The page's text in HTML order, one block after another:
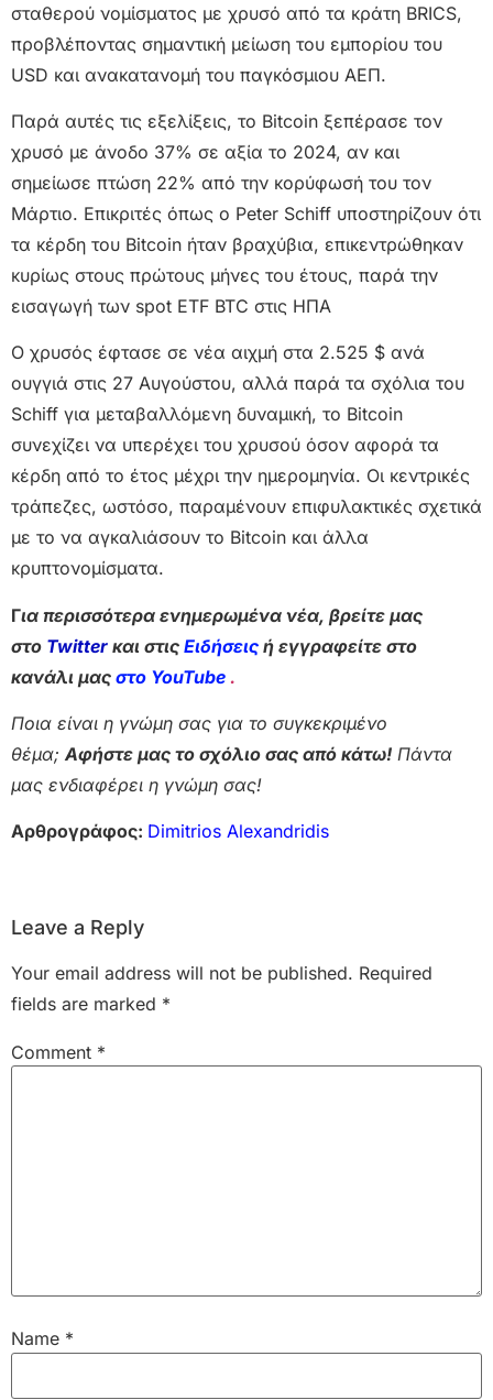
σταθερού νομίσματος με χρυσό από τα κράτη BRICS,
προβλέποντας σημαντική μείωση του εμπορίου του
USD και ανακατανομή του παγκόσμιου ΑΕΠ.
Παρά αυτές τις εξελίξεις, το Bitcoin ξεπέρασε τον
χρυσό με άνοδο 37% σε αξία το 2024, αν και
σημείωσε πτώση 22% από την κορύφωσή του τον
Μάρτιο. Επικριτές όπως ο Peter Schiff υποστηρίζουν ότι
τα κέρδη του Bitcoin ήταν βραχύβια, επικεντρώθηκαν
κυρίως στους πρώτους μήνες του έτους, παρά την
εισαγωγή των spot ETF BTC στις ΗΠΑ
Ο χρυσός έφτασε σε νέα αιχμή στα 2.525 $ ανά
ουγγιά στις 27 Αυγούστου, αλλά παρά τα σχόλια του
Schiff για μεταβαλλόμενη δυναμική, το Bitcoin
συνεχίζει να υπερέχει του χρυσού όσον αφορά τα
κέρδη από το έτος μέχρι την ημερομηνία. Οι κεντρικές
τράπεζες, ωστόσο, παραμένουν επιφυλακτικές σχετικά
με το να αγκαλιάσουν το Bitcoin και άλλα
κρυπτονομίσματα.
Για περισσότερα ενημερωμένα νέα, βρείτε μας
στο Twitter και στις Ειδήσεις ή εγγραφείτε στο
κανάλι μας στο YouTube .
Ποια είναι η γνώμη σας για το συγκεκριμένο
θέμα;Αφήστε μας το σχόλιο σας από κάτω! Πάντα
μας ενδιαφέρει η γνώμη σας!
Αρθρογράφος: Dimitrios Alexandridis
Leave a Reply
Your email address will not be published. Required
fields are marked *
Comment *
Name *